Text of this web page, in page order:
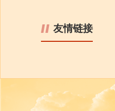
友情链接